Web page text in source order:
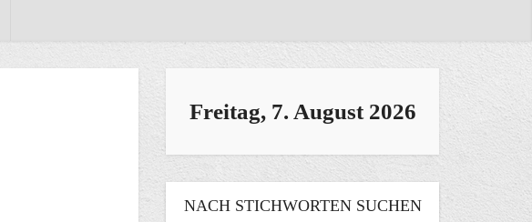
Freitag, 7. August 2026
NACH STICHWORTEN SUCHEN